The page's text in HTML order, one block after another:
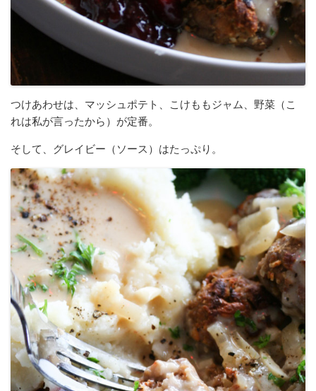
つけあわせは、マッシュポテト、こけももジャム、野菜（こ
れは私が言ったから）が定番。
そして、グレイビー（ソース）はたっぷり。